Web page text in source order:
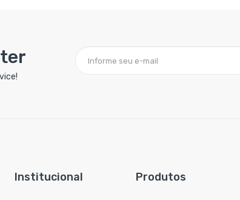
Institucional Produtos